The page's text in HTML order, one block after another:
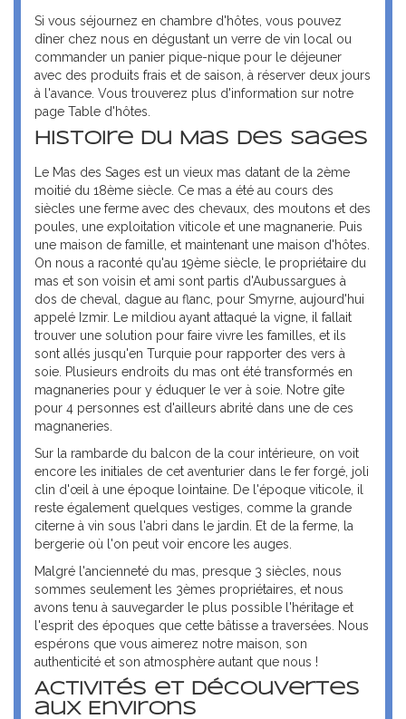
Si vous séjournez en chambre d'hôtes, vous pouvez
dîner chez nous en dégustant un verre de vin local ou
commander un panier pique-nique pour le déjeuner
avec des produits frais et de saison, à réserver deux jours
à l'avance. Vous trouverez plus d'information sur notre
page Table d'hôtes.
Histoire du Mas des Sages
Le Mas des Sages est un vieux mas datant de la 2ème
moitié du 18ème siècle. Ce mas a été au cours des
siècles une ferme avec des chevaux, des moutons et des
poules, une exploitation viticole et une magnanerie. Puis
une maison de famille, et maintenant une maison d'hôtes.
On nous a raconté qu'au 19ème siècle, le propriétaire du
mas et son voisin et ami sont partis d'Aubussargues à
dos de cheval, dague au flanc, pour Smyrne, aujourd'hui
appelé Izmir. Le mildiou ayant attaqué la vigne, il fallait
trouver une solution pour faire vivre les familles, et ils
sont allés jusqu'en Turquie pour rapporter des vers à
soie. Plusieurs endroits du mas ont été transformés en
magnaneries pour y éduquer le ver à soie. Notre gîte
pour 4 personnes est d'ailleurs abrité dans une de ces
magnaneries.
Sur la rambarde du balcon de la cour intérieure, on voit
encore les initiales de cet aventurier dans le fer forgé, joli
clin d'œil à une époque lointaine. De l'époque viticole, il
reste également quelques vestiges, comme la grande
citerne à vin sous l'abri dans le jardin. Et de la ferme, la
bergerie où l'on peut voir encore les auges.
Malgré l'ancienneté du mas, presque 3 siècles, nous
sommes seulement les 3èmes propriétaires, et nous
avons tenu à sauvegarder le plus possible l'héritage et
l'esprit des époques que cette bâtisse a traversées. Nous
espérons que vous aimerez notre maison, son
authenticité et son atmosphère autant que nous !
Activités et Découvertes
aux Environs